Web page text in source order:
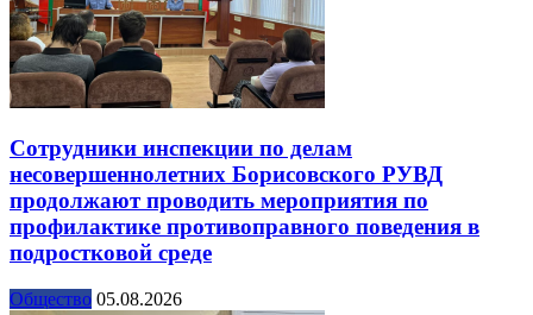
Сотрудники инспекции по делам
несовершеннолетних Борисовского РУВД
продолжают проводить мероприятия по
профилактике противоправного поведения в
подростковой среде
Общество 05.08.2026